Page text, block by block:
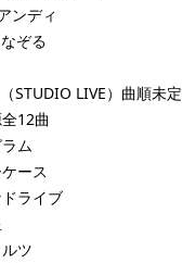
ンディ
ぞる
STUDIO LIVE）曲順未定
12曲
ム
ース
ライブ
ツ